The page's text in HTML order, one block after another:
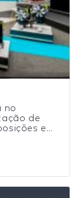
no
de
e...